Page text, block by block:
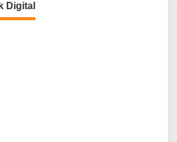
Digital